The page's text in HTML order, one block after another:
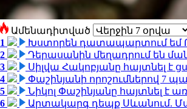
Ամենադիտված
1
Խստորեն դատապարտում եմ
2
Դերասանին մեղադրում են
3
Սիլվա Հակոբյանը հայտնել է
4
Փաշինյանի որոշումներով 7
5
Նիկոլ Փաշինյանը հայտնել
6
Արտակարգ դեպք Սևանում.